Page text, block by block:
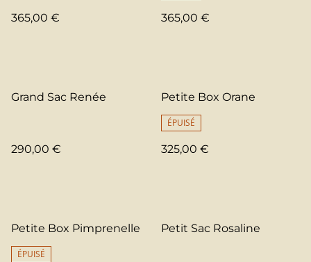
365,00 € 365,00 €
Grand Sac Renée
290,00 €
Petite Box Orane
ÉPUISÉ
325,00 €
Petite Box Pimprenelle
ÉPUISÉ
Petit Sac Rosaline